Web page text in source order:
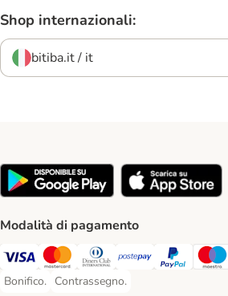
Shop internazionali:
bitiba.it / it
Modalità di pagamento
Visa. Payment Method
Mastercard. Payment Method
Diners Club. Payment Method
Postepay. Payment
PayPal.
Bonifico.
Bonifico. Payment Method
Contrassegno.
Contrassegno. Payment Method